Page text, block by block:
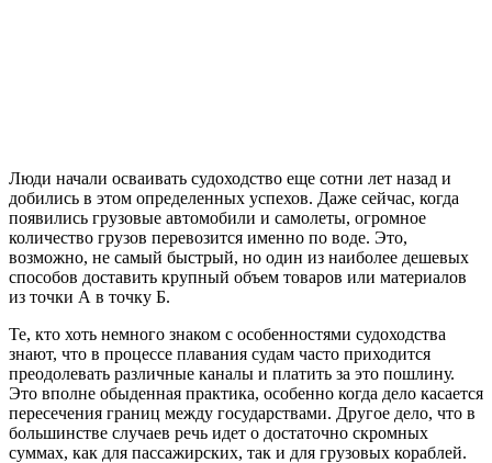
Люди начали осваивать судоходство еще сотни лет назад и
добились в этом определенных успехов. Даже сейчас, когда
появились грузовые автомобили и самолеты, огромное
количество грузов перевозится именно по воде. Это,
возможно, не самый быстрый, но один из наиболее дешевых
способов доставить крупный объем товаров или материалов
из точки А в точку Б.
Те, кто хоть немного знаком с особенностями судоходства
знают, что в процессе плавания судам часто приходится
преодолевать различные каналы и платить за это пошлину.
Это вполне обыденная практика, особенно когда дело касается
пересечения границ между государствами. Другое дело, что в
большинстве случаев речь идет о достаточно скромных
суммах, как для пассажирских, так и для грузовых кораблей.